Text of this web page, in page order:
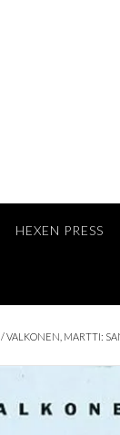
HEXEN PRESS
/ VALKONEN, MARTTI: